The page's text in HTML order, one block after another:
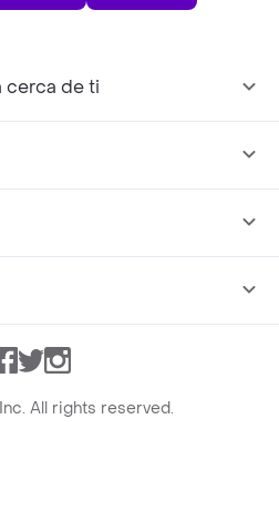
cerca de ti
Facebook
TwitterInstagram
All rights reserved.